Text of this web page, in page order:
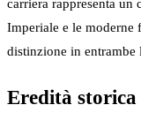
carriera rappresenta un
Imperiale e le moderne
distinzione in entrambe
Eredità storica